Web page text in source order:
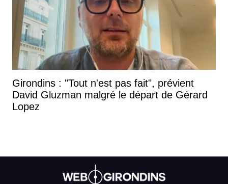
Girondins : "Tout n'est pas fait", prévient
David Gluzman malgré le départ de Gérard
Lopez